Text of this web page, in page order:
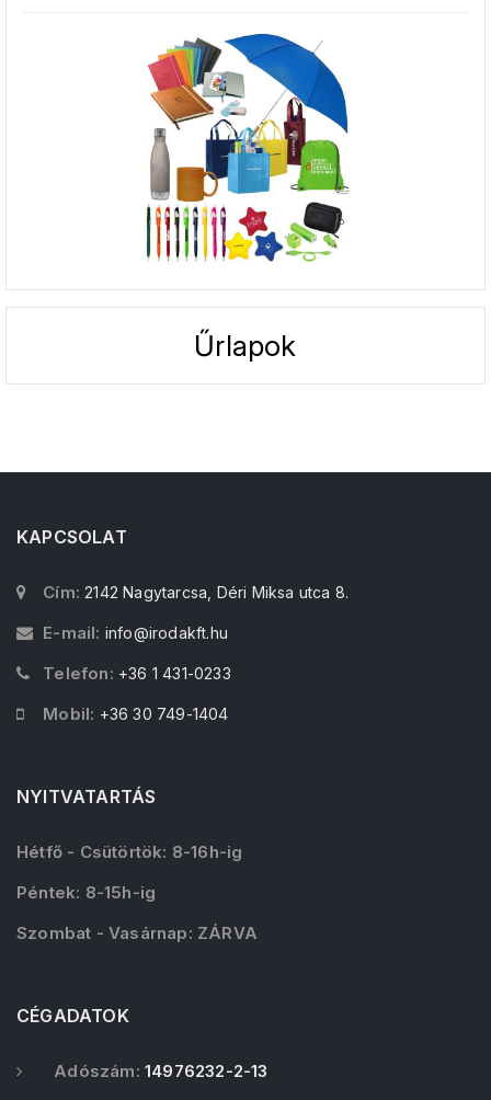
Űrlapok
KAPCSOLAT
Cím: 2142 Nagytarcsa, Déri Miksa utca 8.
E-mail: info@irodakft.hu
Telefon: +36 1 431-0233
Mobil: +36 30 749-1404
NYITVATARTÁS
Hétfő - Csütörtök: 8-16h-ig
Péntek: 8-15h-ig
Szombat - Vasárnap: ZÁRVA
CÉGADATOK
Adószám: 14976232-2-13